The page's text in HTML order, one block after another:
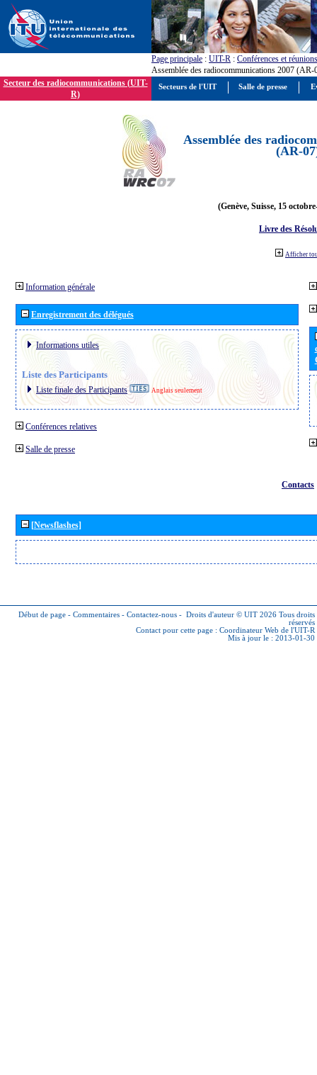
Page principale : UIT-R : Conférences et réunions
Assemblée des radiocommunications 2007 (AR-
Secteur des radiocommunications (UIT-
R)
Assemblée des
(AR-
(Genève, Suisse, 15
Livre des
Afficher
Information générale
Enregistrement des délégués
Informations utiles
Liste des Participants
Liste finale des Participants Anglais seulement
Conférences relatives
Salle de presse
Contacts
[Newsflashes]
Début de page - Commentaires - Contactez-nous - Droits d'auteur © UIT 2026 Tous droits
réservés
Contact pour cette page : Coordinateur Web de l'UIT-R
Mis à jour le : 2013-01-30
Secteurs de l'UIT Salle de presse